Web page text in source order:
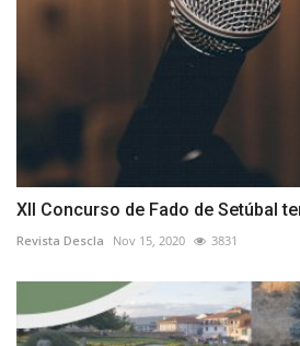
XII Concurso de Fado de Setúbal
Revista Descla Nov 15, 2020 3831